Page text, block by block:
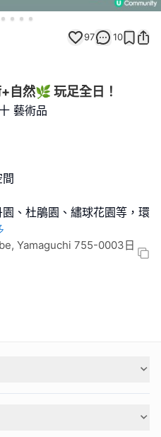
97 10
自然🌿 玩足全日！
藝術品
、杜鵑園、繡球花園等，環
Yamaguchi 755-0003日